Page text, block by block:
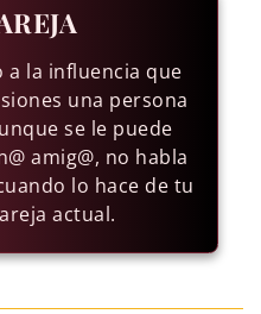
a la influencia que
una persona
se le puede
amig@, no habla
lo hace de tu
actual.